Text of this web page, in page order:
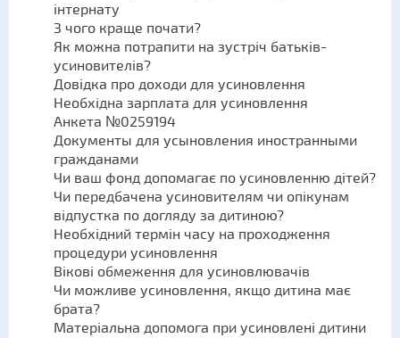
інтернату
З чого краще почати?
Як можна потрапити на зустріч батьків-
усиновителів?
Довідка про доходи для усиновлення
Необхідна зарплата для усиновлення
Анкета №0259194
Документы для усыновления иностранными
гражданами
Чи ваш фонд допомагає по усиновленню дітей?
Чи передбачена усиновителям чи опікунам
відпустка по догляду за дитиною?
Необхідний термін часу на проходження
процедури усиновлення
Вікові обмеження для усиновлювачів
Чи можливе усиновлення, якщо дитина має
брата?
Матеріальна допомога при усиновлені дитини